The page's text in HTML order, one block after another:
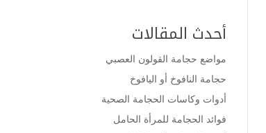
أحدث المقالات
مواضع حجامة القولون العصبي
حجامة النافوخ أو اليافوخ
أدوات وكاسات الحجامة الصحية
فوائد الحجامة للمرأة الحامل